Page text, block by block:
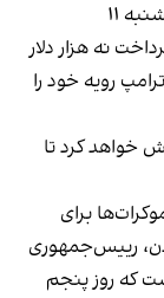
اعضای هیات منصفه منع کرده است، روز سه‌شنبه ۱۱
نه هزار دلار
رویه خود را
خواهد کرد تا
برای
رییس‌جمهوری
که روز پنجم